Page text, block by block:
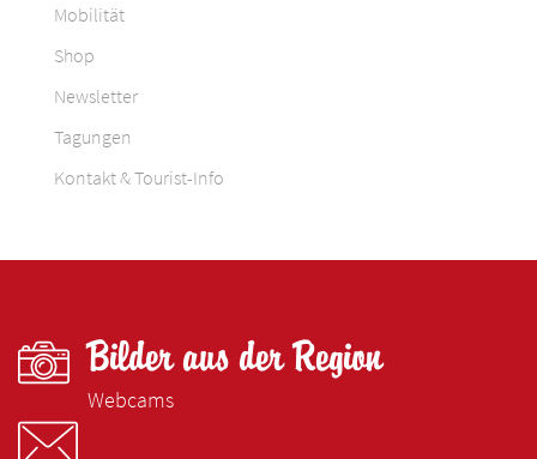
Mobilität
Shop
Newsletter
Tagungen
Kontakt & Tourist-Info
Bilder aus der Region
Webcams